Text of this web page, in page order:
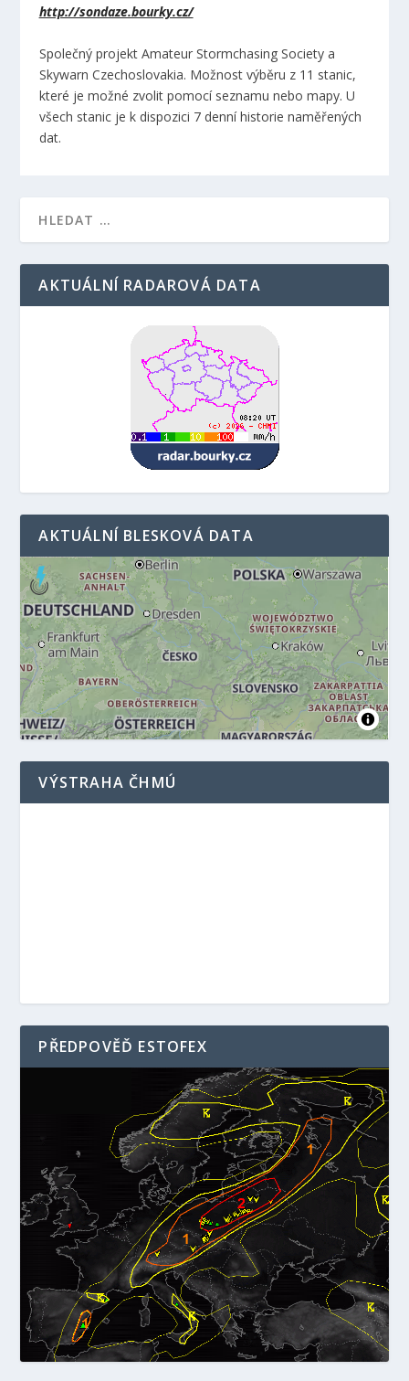
http://sondaze.bourky.cz/
Společný projekt Amateur Stormchasing Society a
Skywarn Czechoslovakia. Možnost výběru z 11 stanic,
které je možné zvolit pomocí seznamu nebo mapy. U
všech stanic je k dispozici 7 denní historie naměřených
dat.
AKTUÁLNÍ RADAROVÁ DATA
AKTUÁLNÍ BLESKOVÁ DATA
VÝSTRAHA ČHMÚ
PŘEDPOVĚĎ ESTOFEX